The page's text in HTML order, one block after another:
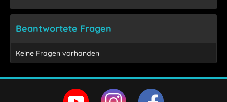
Beantwortete Fragen
Keine Fragen vorhanden